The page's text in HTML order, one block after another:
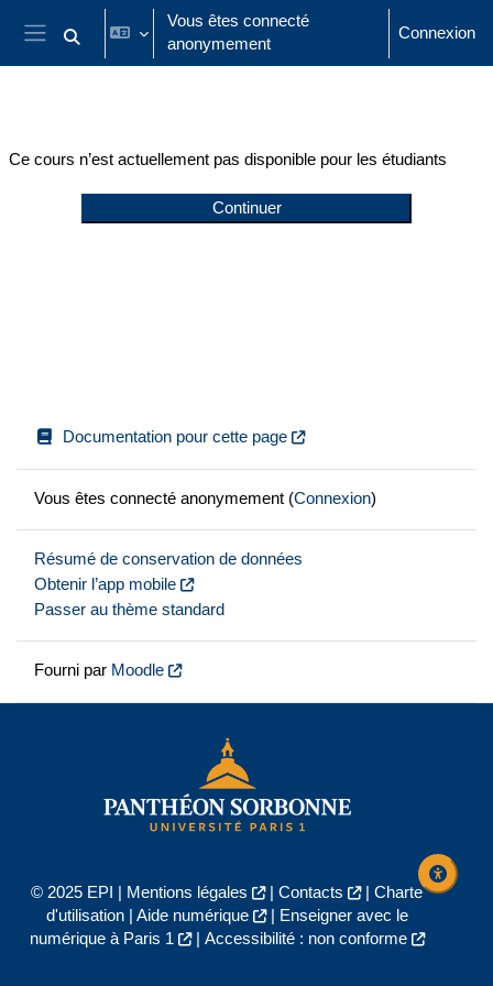
Passer au contenu principal
Panneau latéral
Activer/désactiver la saisie de recherche
Vous êtes connecté
anonymement
Connexion
Ce cours n’est actuellement pas disponible pour les étudiants
Continuer
Documentation pour cette page
Vous êtes connecté anonymement (Connexion)
Résumé de conservation de données
Obtenir l’app mobile
Passer au thème standard
Fourni par Moodle
© 2025 EPI | Mentions légales | Contacts | Charte
d'utilisation| Aide numérique |
Enseigner avec le
numérique à Paris 1
| Accessibilité : non conforme